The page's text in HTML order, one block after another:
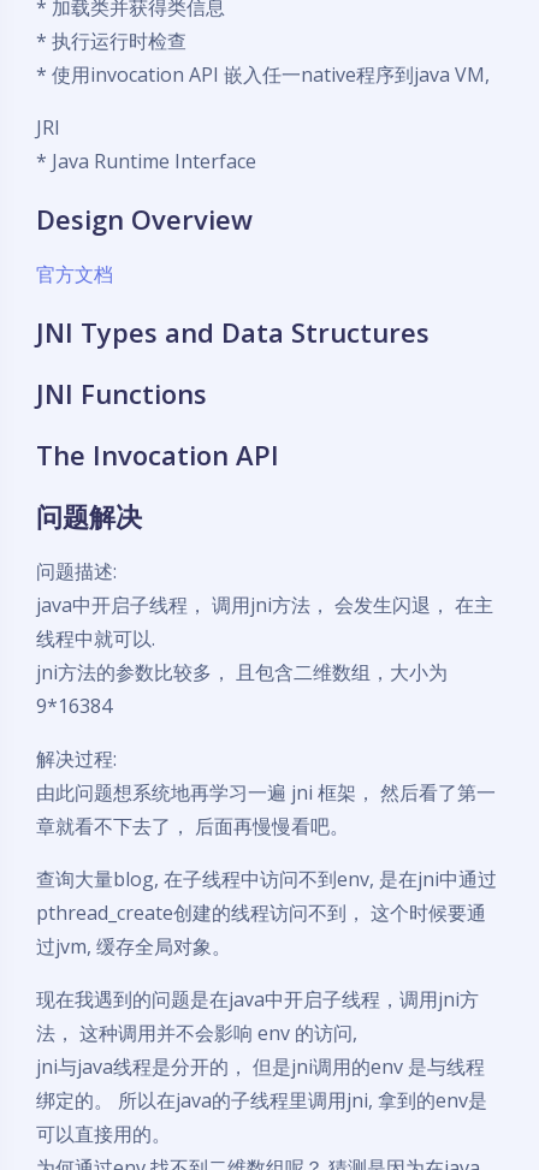
* 加载类并获得类信息
* 执行运行时检查
* 使用invocation API 嵌入任一native程序到java VM,
JRI
* Java Runtime Interface
Design Overview
官方文档
JNI Types and Data Structures
JNI Functions
The Invocation API
问题解决
问题描述:
java中开启子线程， 调用jni方法， 会发生闪退， 在主
线程中就可以.
jni方法的参数比较多， 且包含二维数组，大小为
9*16384
解决过程:
由此问题想系统地再学习一遍 jni 框架， 然后看了第一
章就看不下去了， 后面再慢慢看吧。
查询大量blog, 在子线程中访问不到env, 是在jni中通过
pthread_create创建的线程访问不到， 这个时候要通
过jvm, 缓存全局对象。
现在我遇到的问题是在java中开启子线程，调用jni方
法， 这种调用并不会影响 env 的访问,
jni与java线程是分开的， 但是jni调用的env 是与线程
绑定的。 所以在java的子线程里调用jni, 拿到的env是
可以直接用的。